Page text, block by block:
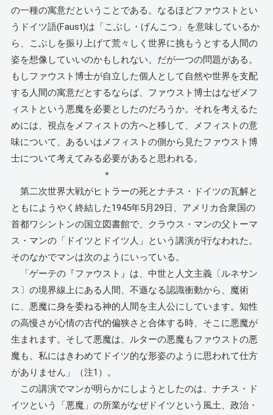
の一種の寓意だということである。なるほどファウストとい
うドイツ語(Faust)は「こぶし・げんこつ」を意味しているか
ら、こぶしを振り上げて荒々しく世界に挑もうとする人間の
姿を想像していいのかもしれない。だが一つの問題がある。
もしファウスト博士が自立した個人として自然や世界を支配
する人間の寓意だとするならば、ファウスト博士はなぜメフ
ィストという悪魔を必要としたのだろうか。それを考えるた
めには、視点をメフィストの方へと移して、メフィストの意
味について、あるいはメフィストの側から見たファウスト博
士について考えてみる必要があると思われる。
＊
第二次世界大戦がヒトラーの死とナチス・ドイツの瓦解と
ともにようやく終結した1945年5月29日、アメリカ合衆国の
首都ワシントンの国立図書館で、クラウス・マンの父トーマ
ス・マンの「ドイツとドイツ人」という講演が行なわれた。
そのなかでマンは次のようにいっている。
「ゲーテの『ファウスト』は、中世と人文主義〔ルネサン
ス〕の境界線上にある人間、不遜なる認識衝動から、魔術
に、悪魔に身を委ねる神的人間を主人公にしています。知性
の高慢さが心情の古代的偏狭さと合体する時、そこに悪魔が
生まれます。そして悪魔は、ルターの悪魔もファウストの悪
魔も、私にはきわめてドイツ的な形姿のように思われて仕方
がありません」（注1）。
この講演でマンが明らかにしようとしたのは、ナチス・ド
イツという「悪魔」の所業がなぜドイツという風土、政治・